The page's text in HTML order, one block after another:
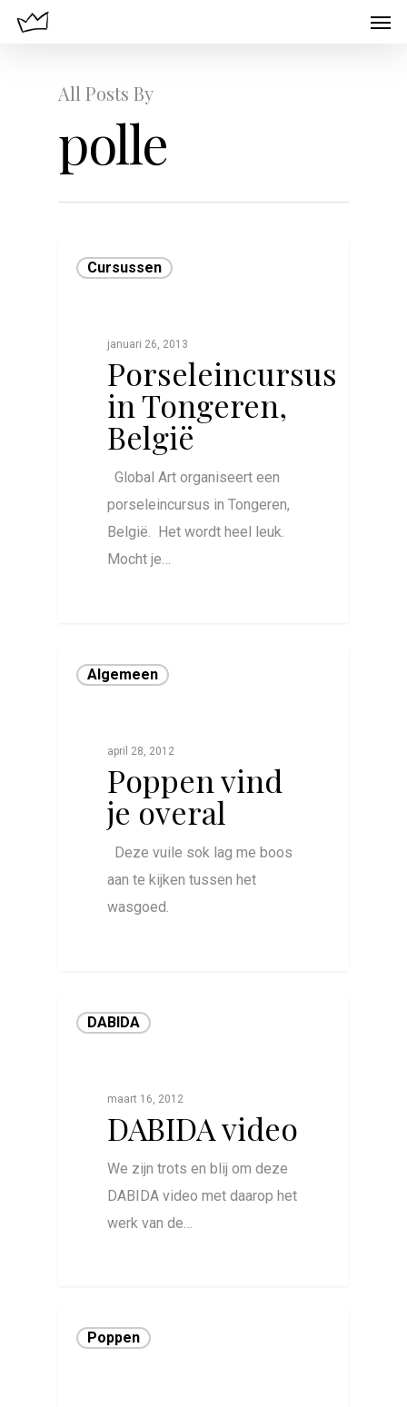
All Posts By
polle
Cursussen
januari 26, 2013
Porseleincursus
in Tongeren,
België
Global Art organiseert een
porseleincursus in Tongeren,
België. Het wordt heel leuk.
Mocht je…
Algemeen
april 28, 2012
Poppen vind
je overal
Deze vuile sok lag me boos
aan te kijken tussen het
wasgoed.
DABIDA
maart 16, 2012
DABIDA video
We zijn trots en blij om deze
DABIDA video met daarop het
werk van de…
Poppen